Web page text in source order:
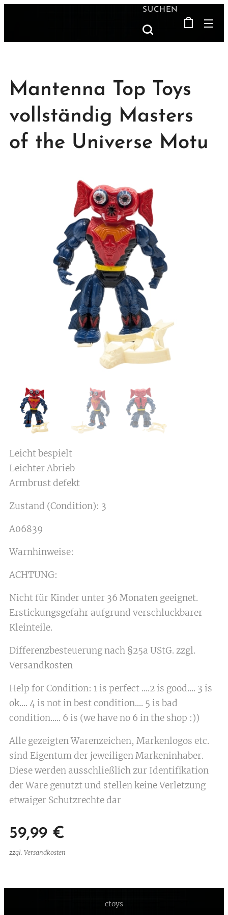
SUCHEN
Mantenna Top Toys
vollständig Masters
of the Universe Motu
Leicht bespielt
Leichter Abrieb
Armbrust defekt
Zustand (Condition): 3
A06839
Warnhinweise:
ACHTUNG:
Nicht für Kinder unter 36 Monaten geeignet.
Erstickungsgefahr aufgrund verschluckbarer
Kleinteile.
Differenzbesteuerung nach §25a UStG. zzgl.
Versandkosten
Help for Condition: 1 is perfect ....2 is good.... 3 is
ok.... 4 is not in best condition.... 5 is bad
condition..... 6 is (we have no 6 in the shop :))
Alle gezeigten Warenzeichen, Markenlogos etc.
sind Eigentum der jeweiligen Markeninhaber.
Diese werden ausschließlich zur Identifikation
der Ware genutzt und stellen keine Verletzung
etwaiger Schutzrechte dar
59,99 €
zzgl. Versandkosten
ctoys